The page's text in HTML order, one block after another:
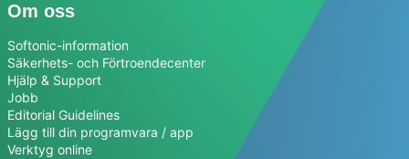
Om oss
Softonic-information
Säkerhets- och Förtroendecenter
Hjälp & Support
Jobb
Editorial Guidelines
Lägg till din programvara / app
Verktyg online